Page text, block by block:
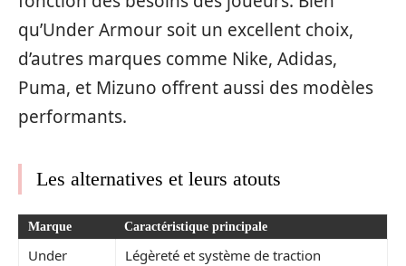
qu’Under Armour soit un excellent choix,
d’autres marques comme Nike, Adidas,
Puma, et Mizuno offrent aussi des modèles
performants.
Les alternatives et leurs atouts
Marque Caractéristique principale
Under
Légèreté et système de traction